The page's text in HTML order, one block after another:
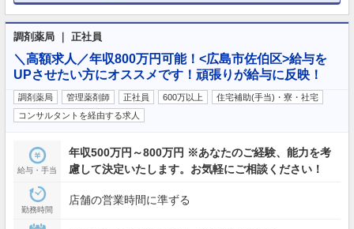
調剤薬局 ｜ 正社員
＼高額求人／年収800万円可能！<広島市佐伯区>給与を
UPさせたい方にオススメです！頑張りが給与に反映！
調剤薬局 管理薬剤師 正社員 600万以上
住宅補助(手当)・寮・社宅
コンサルタントを経由する求人
給与・手当
年収500万円～800万円 ※あなたのご経験、能力を考
慮して決定いたします。お気軽にご相談ください！
勤務時間
店舗の営業時間に準ずる